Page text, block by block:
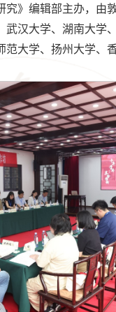
》编辑部主办，由
汉大学、湖南大学
大学、扬州大学、